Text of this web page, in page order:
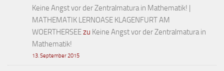
Keine Angst vor der Zentralmatura in Mathematik! |
MATHEMATIK LERNOASE KLAGENFURT AM
WOERTHERSEEzu Keine Angst vor der Zentralmatura in
Mathematik!
13. September 2015